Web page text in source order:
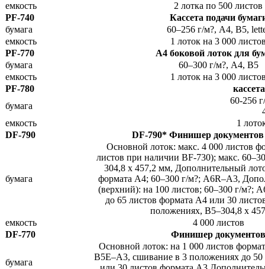
емкость
2 лотка по 500 листов
PF-740
Кассета подачи
бумага
60–256 г/м?, A4, B5,
емкость
1 лоток на 3 000
PF-770
A4 боковой лоток для
бумага
60–300 г/м?, A4, B5
емкость
1 лоток на 3 000
PF-780
бумага
60-256
емкость
1
DF-790
DF-790* Финишер документов
бумага
Основной лоток: макс. 4 000 листов
листов при наличии BF-730); макс.
304,8 x 457,2 мм, Дополнительный
формата A4; 60–300 г/м?; A6R–A3,
(верхний): на 100 листов; 60–300 г/м?;
до 65 листов формата A4 или 30
положениях, B5–304,8 x
емкость
4 000 листов
DF-770
Финишер документов
бумага
Основной лоток: на 1 000 листов
B5E–A3, сшивание в 3 положениях до 50